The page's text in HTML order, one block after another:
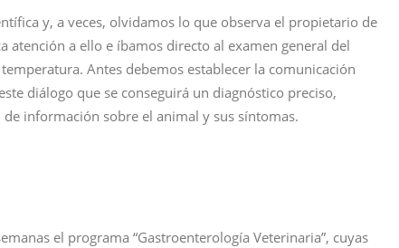
y, a veces, olvidamos lo que observa el propietario de
atención a ello e íbamos directo al examen general del
Antes debemos establecer la comunicación
diálogo que se conseguirá un diagnóstico preciso,
información sobre el animal y sus síntomas.
el programa “Gastroenterología Veterinaria”, cuyas